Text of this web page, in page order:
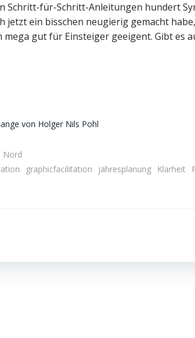
Schritt-für-Schritt-Anleitungen hundert
jetzt ein bisschen neugierig gemacht
mega gut für Einsteiger geeigent. Gibt es
von Holger Nils Pohl
Nord
graphicfacilitation jahresplanung Klarheit